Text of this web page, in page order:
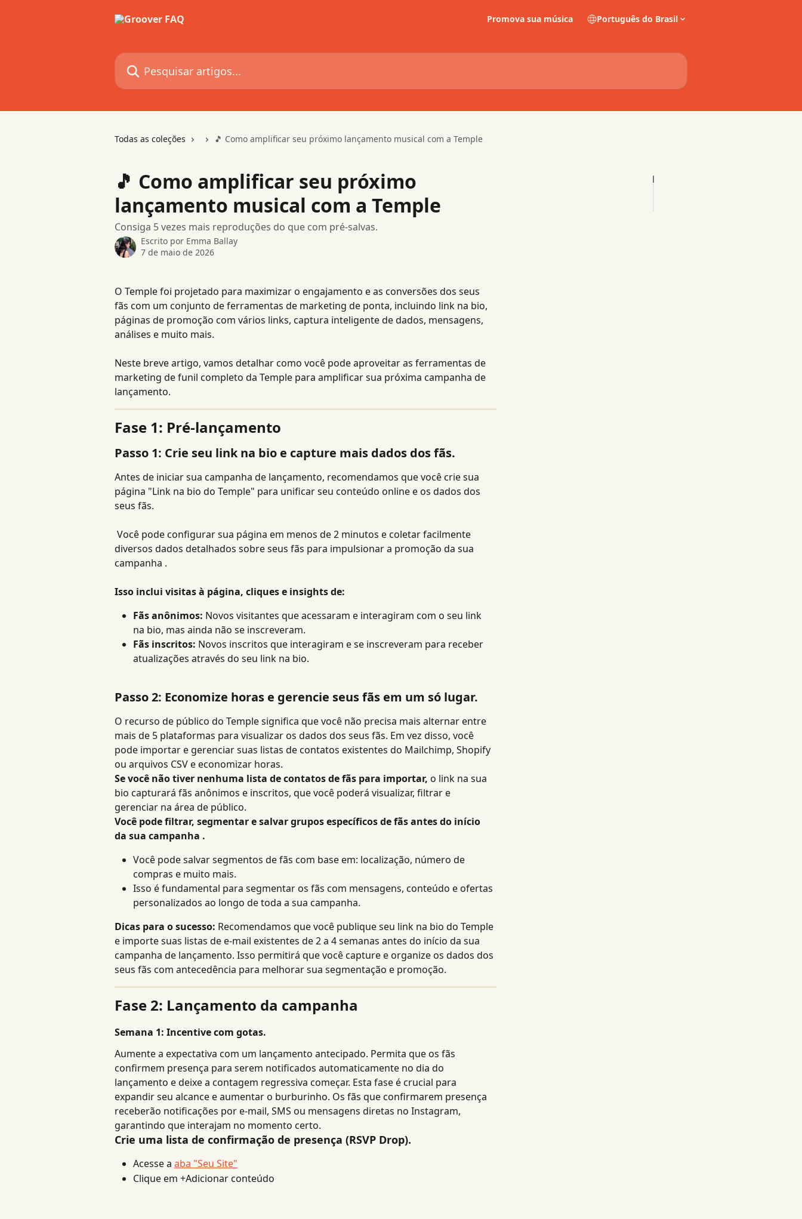
Promova sua música Português do Brasil
Pesquisar artigos...
Todas as coleções 🎵 Como amplificar seu próximo lançamento musical com a Temple
🎵 Como amplificar seu próximo
lançamento musical com a Temple
Consiga 5 vezes mais reproduções do que com pré-salvas.
Escrito por Emma Ballay
7 de maio de 2026
O Temple foi projetado para maximizar o engajamento e as conversões dos seus
fãs com um conjunto de ferramentas de marketing de ponta, incluindo link na bio,
páginas de promoção com vários links, captura inteligente de dados, mensagens,
análises e muito mais.
Neste breve artigo, vamos detalhar como você pode aproveitar as ferramentas de
marketing de funil completo da Temple para amplificar sua próxima campanha de
lançamento.
Fase 1: Pré-lançamento
Passo 1: Crie seu link na bio e capture mais dados dos fãs.
Antes de iniciar sua campanha de lançamento, recomendamos que você crie sua
página "Link na bio do Temple" para unificar seu conteúdo online e os dados dos
seus fãs.
diversos dados detalhados sobre seus fãs para impulsionar a promoção da sua
campanha .
Isso inclui visitas à página, cliques e insights de:
Fãs anônimos: Novos visitantes que acessaram e interagiram com o seu link
na bio, mas ainda não se inscreveram.
Fãs inscritos: Novos inscritos que interagiram e se inscreveram para receber
atualizações através do seu link na bio.
Passo 2: Economize horas e gerencie seus fãs em um só lugar.
O recurso de público do Temple significa que você não precisa mais alternar entre
mais de 5 plataformas para visualizar os dados dos seus fãs. Em vez disso, você
pode importar e gerenciar suas listas de contatos existentes do Mailchimp, Shopify
ou arquivos CSV e economizar horas.
Se você não tiver nenhuma lista de contatos de fãs para importar, o link na sua
bio capturará fãs anônimos e inscritos, que você poderá visualizar, filtrar e
gerenciar na área de público.
Você pode filtrar, segmentar e salvar grupos específicos de fãs antes do início
da sua campanha .
Você pode salvar segmentos de fãs com base em: localização, número de
compras e muito mais.
Isso é fundamental para segmentar os fãs com mensagens, conteúdo e ofertas
personalizados ao longo de toda a sua campanha.
Dicas para o sucesso: Recomendamos que você publique seu link na bio do Temple
e importe suas listas de e-mail existentes de 2 a 4 semanas antes do início da sua
campanha de lançamento. Isso permitirá que você capture e organize os dados dos
seus fãs com antecedência para melhorar sua segmentação e promoção.
Fase 2: Lançamento da campanha
Semana 1: Incentive com gotas.
Aumente a expectativa com um lançamento antecipado. Permita que os fãs
confirmem presença para serem notificados automaticamente no dia do
lançamento e deixe a contagem regressiva começar. Esta fase é crucial para
expandir seu alcance e aumentar o burburinho. Os fãs que confirmarem presença
receberão notificações por e-mail, SMS ou mensagens diretas no Instagram,
garantindo que interajam no momento certo.
Crie uma lista de confirmação de presença (RSVP Drop).
Acesse a aba "Seu Site"
Clique em +Adicionar conteúdo